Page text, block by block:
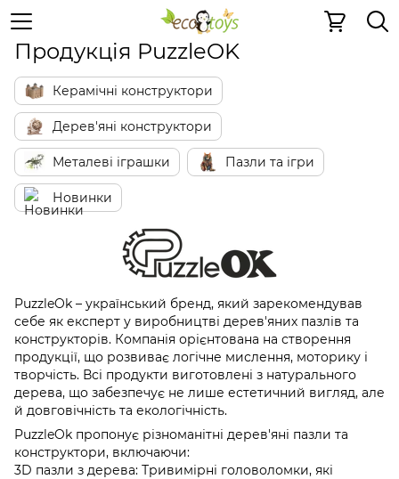
Продукція PuzzleOK
Керамічні конструктори
Дерев'яні конструктори
Металеві іграшки Пазли та ігри
Новинки
PuzzleOk – український бренд, який зарекомендував
себе як експерт у виробництві дерев'яних пазлів та
конструкторів. Компанія орієнтована на створення
продукції, що розвиває логічне мислення, моторику і
творчість. Всі продукти виготовлені з натурального
дерева, що забезпечує не лише естетичний вигляд, але
й довговічність та екологічність.
PuzzleOk пропонує різноманітні дерев'яні пазли та
конструктори, включаючи:
3D пазли з дерева: Тривимірні головоломки, які